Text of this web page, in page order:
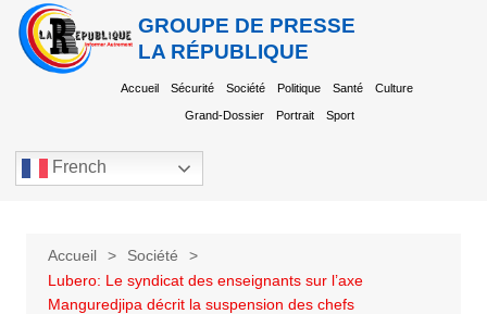
GROUPE DE PRESSE
LA RÉPUBLIQUE
Accueil Sécurité Société Politique Santé Culture
Grand-Dossier Portrait Sport
French
Accueil
Société
Lubero: Le syndicat des enseignants sur l’axe
Manguredjipa décrit la suspension des chefs